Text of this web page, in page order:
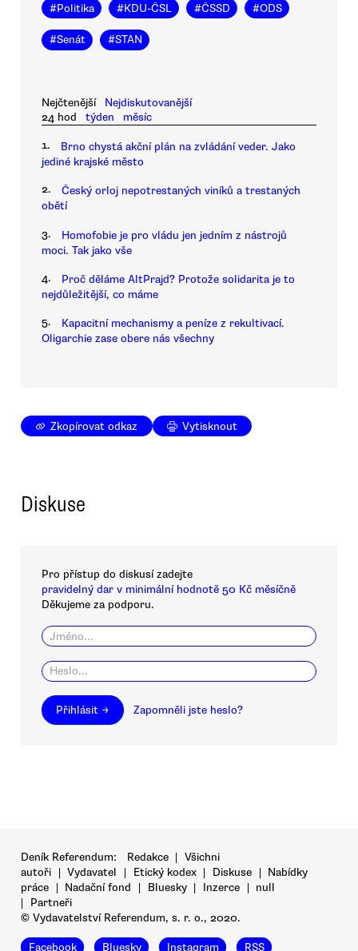
#Politika #KDU-ČSL #ČSSD #ODS
#Senát #STAN
Nejčtenější
Nejdiskutovanější
24 hod
týden měsíc
1.
Brno chystá akční plán na zvládání veder. Jako
jediné krajské město
2.
Český orloj nepotrestaných viníků a trestaných
obětí
3.
Homofobie je pro vládu jen jedním z nástrojů
moci. Tak jako vše
4.
Proč děláme AltPrajd? Protože solidarita je to
nejdůležitější, co máme
5.
Kapacitní mechanismy a peníze z rekultivací.
Oligarchie zase obere nás všechny
Zkopírovat odkaz Vytisknout
Diskuse
Pro přístup do diskusí zadejte
pravidelný dar v minimální hodnotě 50 Kč měsíčně
Děkujeme za podporu.
Přihlásit → Zapomněli jste heslo?
Deník Referendum: Redakce | Všichni
autoři | Vydavatel | Etický kodex | Diskuse | Nabídky
práce | Nadační fond | Bluesky | Inzerce | null
|
Partneři
© Vydavatelství Referendum, s. r. o., 2020.
Facebook Bluesky Instagram RSS